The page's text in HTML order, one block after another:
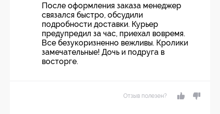
После оформления заказа менеджер
связался быстро, обсудили
подробности доставки. Курьер
предупредил за час, приехал вовремя.
Все безукоризненно вежливы. Кролики
замечательные! Дочь и подруга в
восторге.
Отзыв полезен?